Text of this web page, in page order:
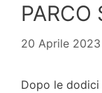
PARCO
20 Aprile 2023
Dopo le